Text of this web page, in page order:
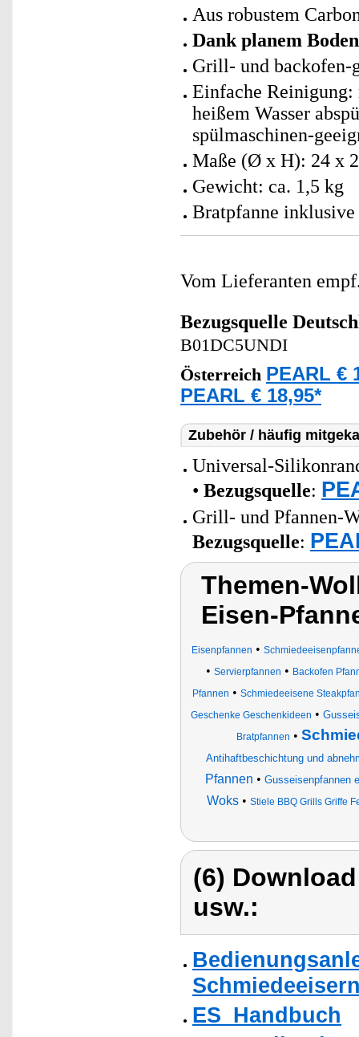
Aus robustem
Dank planem
Grill- und backofen-
Einfache Reinigung:
heißem Wasser
spülmaschinen-
Maße (Ø x H): 24 x
Gewicht: ca. 1,5 kg
Bratpfanne
Vom Lieferanten
Bezugsquelle
B01DC5UNDI
Österreich PEARL €
PEARL € 18,95*
Zubehör / häufig
Universal-
• Bezugsquelle:
Grill- und Pfannen-
Bezugsquelle:
Themen-
Eisen-
Eisenpfannen •
• Servierpfannen • Backofen
Pfannen • Schmiedeeisene
Geschenke Geschenkideen •
Bratpfannen •
Antihaftbeschichtung und
Pfannen • Gusseisenpfannen
Woks • Stiele BBQ Grills Griffe
(6)
usw.:
ES_Handbuch